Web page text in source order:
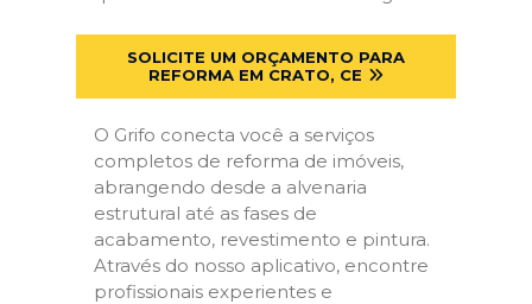
SOLICITE UM ORÇAMENTO PARA
REFORMA EM CRATO, CE
O Grifo conecta você a serviços
completos de reforma de imóveis,
abrangendo desde a alvenaria
estrutural até as fases de
acabamento, revestimento e pintura.
Através do nosso aplicativo, encontre
profissionais experientes e